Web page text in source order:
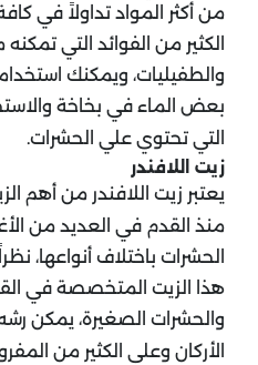
من أكثر المواد تداولاً في
الكثير من الفوائد التي
والطفيليات، ويمكنك
بعض الماء في بخاخة
التي تحتوي علي الحشرات.
زيت اللافندر
يعتبر زيت اللافندر من أهم
منذ القدم في العديد من
الحشرات باختلاف أنواعها،
هذا الزيت المتخصصة في
والحشرات الصغيرة، يمكن
الأركان وعلى الكثير من